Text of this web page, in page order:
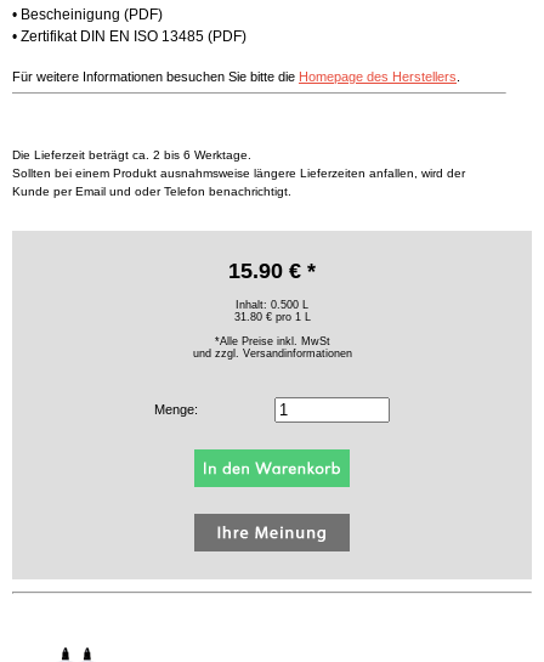
• Bescheinigung (PDF)
• Zertifikat DIN EN ISO 13485 (PDF)
Für weitere Informationen besuchen Sie bitte die Homepage des Herstellers
Die Lieferzeit beträgt ca. 2 bis 6 Werktage.
Sollten bei einem Produkt ausnahmsweise längere Lieferzeiten anfallen, wird der
Kunde per Email und oder Telefon benachrichtigt.
15.90 € *
Inhalt: 0.500 L
31.80 € pro 1 L
*Alle Preise inkl. MwSt
und zzgl. Versandinformationen
Menge: